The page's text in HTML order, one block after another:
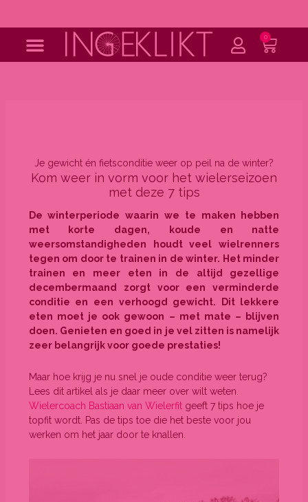
inhoud
0
Je gewicht én fietsconditie weer op peil na de winter?
Kom weer in vorm voor het wielerseizoen
met deze 7 tips
De winterperiode waarin we te maken hebben
met korte dagen, koude en natte
weersomstandigheden houdt veel wielrenners
tegen om door te trainen in de winter. Het minder
trainen en meer eten in de altijd gezellige
decembermaand zorgt voor een verminderde
conditie en een verhoogd gewicht. Dit lekkere
eten moet je ook gewoon – met mate – blijven
doen. Genieten en goed in je vel zitten is namelijk
zeer belangrijk voor goede prestaties!
Maar hoe krijg je nu snel je oude conditie weer terug?
Lees dit artikel als je daar meer over wilt weten.
Wielercoach Bastiaan van Wielerfitgeeft 7 tips hoe je
topfit wordt. Pas de tips toe die het beste voor jou
werken om het jaar door te knallen.